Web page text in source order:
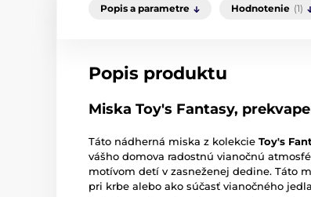
Popis a parametre Hodnotenie (1)
Popis produktu
Miska Toy's Fantasy,
Táto nádherná miska z kolekcie Toy's
vášho domova radostnú vianočnú
motívom detí v zasneženej dedine. Táto
pri krbe alebo ako súčasť vianočného